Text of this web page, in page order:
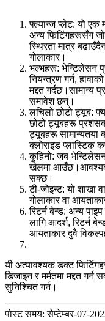
फ्ल्यान्ज प्लेट: यो एक
अन्य फिटिंगहरूसँग
स्थिरता मात्र
गोलाकार।
भल्भहरू: भेन्टिलेसन
नियन्त्रण गर्न,
मद्दत गर्दछ।सामान्य
समावेश छन्।
लचिलो छोटो ट्यूब:
छोटो ट्यूबहरू
ट्यूबहरू सामान्यतया
क्लोराइड प्लास्टिक
कुहिनो: जब
खेलमा
सक्छ।
टी-जोइन्ट: यो शाखा
गोलाकार वा
रिटर्न बेन्ड: अन्य
लागि आदर्श, रिटर्न
आयताकार दुवै
यी अत्यावश्यक डक्ट
डिजाइन र मर्मतमा मद्दत
सुनिश्चित गर्न।
पोस्ट समय: सेप्टेम्बर-07-